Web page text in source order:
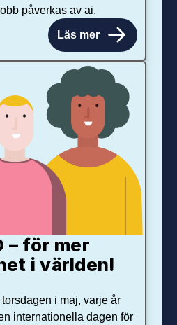
påverkas av ai.
Läs mer
– för mer
i världen!
i maj, varje år
internationella dagen för